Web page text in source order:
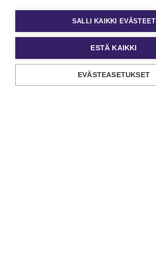
SALLI KAIKKI EVÄSTEET
ESTÄ KAIKKI
EVÄSTEASETUKSET